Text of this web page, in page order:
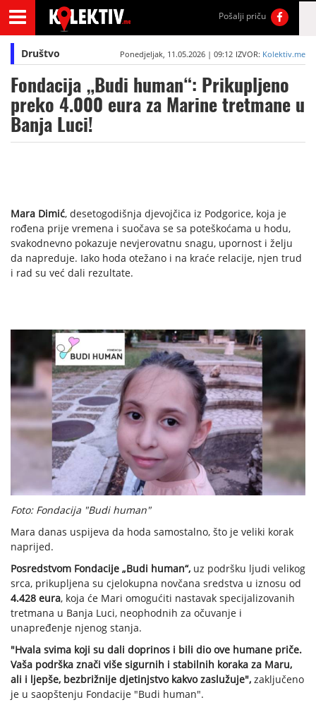
Pošalji priču
Društvo Ponedjeljak, 11.05.2026 | 09:12 IZVOR: Kolektiv.me
Fondacija „Budi human“: Prikupljeno
preko 4.000 eura za Marine tretmane u
Banja Luci!
Mara Dimić, desetogodišnja djevojčica iz Podgorice, koja je
rođena prije vremena i suočava se sa poteškoćama u hodu,
svakodnevno pokazuje nevjerovatnu snagu, upornost i želju
da napreduje. Iako hoda otežano i na kraće relacije, njen trud
i rad su već dali rezultate.
Foto: Fondacija "Budi human"
Mara danas uspijeva da hoda samostalno, što je veliki korak
naprijed.
Posredstvom Fondacije „Budi human“, uz podršku ljudi velikog
srca, prikupljena su cjelokupna novčana sredstva u iznosu od
4.428 eura, koja će Mari omogućiti nastavak specijalizovanih
tretmana u Banja Luci, neophodnih za očuvanje i
unapređenje njenog stanja.
"Hvala svima koji su dali doprinos i bili dio ove humane priče.
Vaša podrška znači više sigurnih i stabilnih koraka za Maru,
ali i ljepše, bezbrižnije djetinjstvo kakvo zaslužuje", zaključeno
je u saopštenju Fondacije "Budi human".